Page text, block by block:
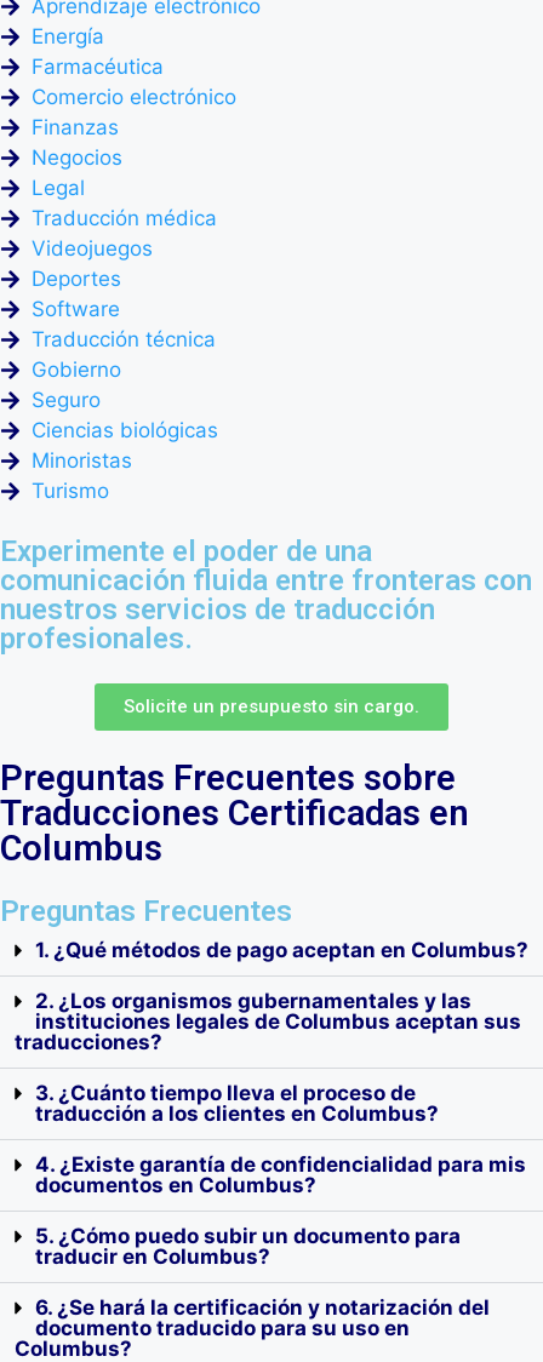
Licencias de
Conducir
Estados Financieros
Historial Médico
Pasaportes
Comunicados de
Prensa
Manuales de
Producto
Alquiler
Currículos
Declaraciones de
Impuestos
Mensajes de Texto
Solicitudes de
Ingreso a la
Universidad
Registros de
Vacunación
Última Voluntad y
Testamentos
Aprendizaje electrónico
Energía
Farmacéutica
Comercio electrónico
Finanzas
Negocios
Legal
Traducción médica
Videojuegos
Deportes
Software
Traducción técnica
Gobierno
Seguro
Ciencias biológicas
Minoristas
Turismo
Experimente el poder de una
comunicación fluida entre fronteras con
nuestros servicios de traducción
profesionales.
Solicite un presupuesto sin cargo.
Preguntas Frecuentes sobre
Traducciones Certificadas en
Columbus
Preguntas Frecuentes
1. ¿Qué métodos de pago aceptan en Columbus?
2. ¿Los organismos gubernamentales y las
instituciones legales de Columbus aceptan sus
traducciones?
3. ¿Cuánto tiempo lleva el proceso de
traducción a los clientes en Columbus?
4. ¿Existe garantía de confidencialidad para mis
documentos en Columbus?
5. ¿Cómo puedo subir un documento para
traducir en Columbus?
6. ¿Se hará la certificación y notarización del
documento traducido para su uso en
Columbus?